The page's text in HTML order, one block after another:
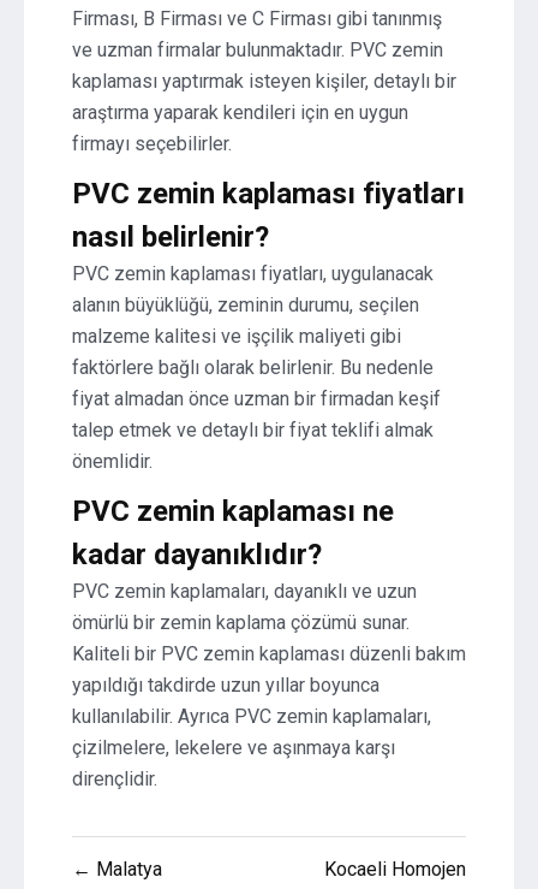
Firması, B Firması ve C Firması gibi tanınmış
ve uzman firmalar bulunmaktadır. PVC zemin
kaplaması yaptırmak isteyen kişiler, detaylı bir
araştırma yaparak kendileri için en uygun
firmayı seçebilirler.
PVC zemin kaplaması fiyatları
nasıl belirlenir?
PVC zemin kaplaması fiyatları, uygulanacak
alanın büyüklüğü, zeminin durumu, seçilen
malzeme kalitesi ve işçilik maliyeti gibi
faktörlere bağlı olarak belirlenir. Bu nedenle
fiyat almadan önce uzman bir firmadan keşif
talep etmek ve detaylı bir fiyat teklifi almak
önemlidir.
PVC zemin kaplaması ne
kadar dayanıklıdır?
PVC zemin kaplamaları, dayanıklı ve uzun
ömürlü bir zemin kaplama çözümü sunar.
Kaliteli bir PVC zemin kaplaması düzenli bakım
yapıldığı takdirde uzun yıllar boyunca
kullanılabilir. Ayrıca PVC zemin kaplamaları,
çizilmelere, lekelere ve aşınmaya karşı
dirençlidir.
Yazı
← Malatya
Kocaeli Homojen